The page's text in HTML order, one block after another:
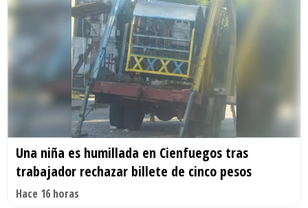
Una niña es humillada en Cienfuegos tras
trabajador rechazar billete de cinco pesos
Hace 16 horas